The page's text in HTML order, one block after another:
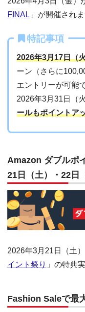
FINAL 」が開催されま
特記事項
2026年3月17日（
ーン（さらに
エントリーが可能
2026年3月31日（
ールもポイントア
Amazon ダブルポ
21日（土）・22日
2026年3月21日（土
イント祭り 」の特典
Fashion Saleで最